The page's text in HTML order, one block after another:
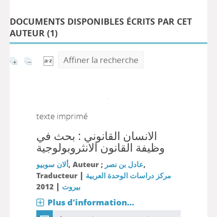
DOCUMENTS DISPONIBLES ÉCRITS PAR CET
AUTEUR (1)
Affiner la recherche
texte imprimé
الانسان القانوني : بحث في
وظيفة القانون الانثروبولوجية
ألان سوبيو, Auteur ; عادل بن نصر,
Traducteur | مركز دراسات الوحدة العربية
بيروت |
2012
Plus d'information...